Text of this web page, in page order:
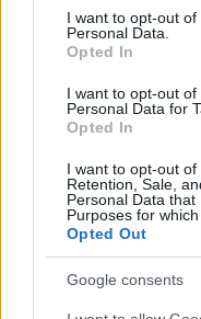
consent section.
I want to opt-out
Personal Data.
Opted In
I want to opt-out
Personal Data for
Opted In
I want to opt-out of
Retention, Sale,
Personal Data
Purposes for
Opted Out
Google consents